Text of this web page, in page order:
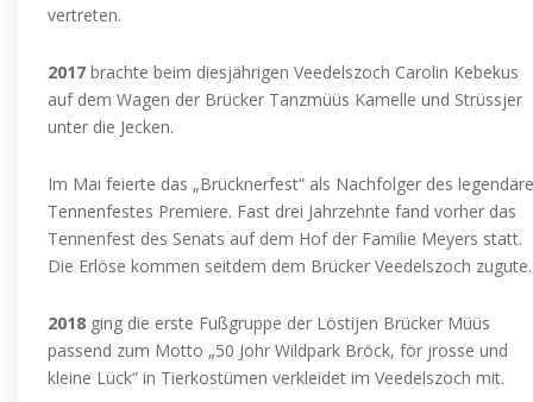
vertreten.
2017 brachte beim diesjährigen Veedelszoch Carolin Kebekus
auf dem Wagen der Brücker Tanzmüüs Kamelle und Strüssjer
unter die Jecken.
Im Mai feierte das „Brücknerfest“ als Nachfolger des
Tennenfestes Premiere. Fast drei Jahrzehnte fand vorher das
Tennenfest des Senats auf dem Hof der Familie Meyers statt.
Die Erlöse kommen seitdem dem Brücker Veedelszoch
2018 ging die erste Fußgruppe der Löstijen Brücker Müüs
passend zum Motto „50 Johr Wildpark Bröck, för jrosse und
kleine Lück“ in Tierkostümen verkleidet im Veedelszoch mit.